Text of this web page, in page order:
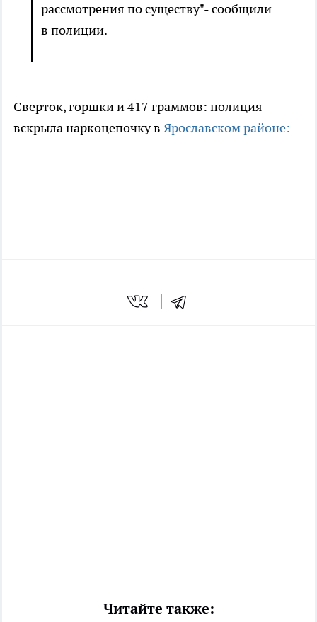
рассмотрения по существу"- сообщили
в полиции.
Сверток, горшки и 417 граммов: полиция
вскрыла наркоцепочку в Ярославском районе:
Читайте также: